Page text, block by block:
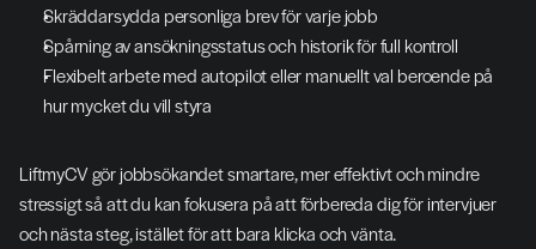
Skräddarsydda personliga brev för varje jobb
Spårning av ansökningsstatus och historik för full kontroll
Flexibelt arbete med autopilot eller manuellt val beroende på
hur mycket du vill styra
LiftmyCV gör jobbsökandet smartare, mer effektivt och mindre
stressigt så att du kan fokusera på att förbereda dig för intervjuer
och nästa steg, istället för att bara klicka och vänta.